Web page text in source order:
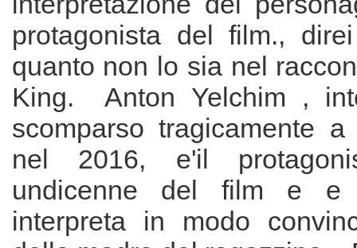
protagonista del film.,
quanto non lo sia nel
King. Anton Yelchim ,
scomparso tragicamente
nel 2016, e'il
undicenne del film e e
interpreta in modo